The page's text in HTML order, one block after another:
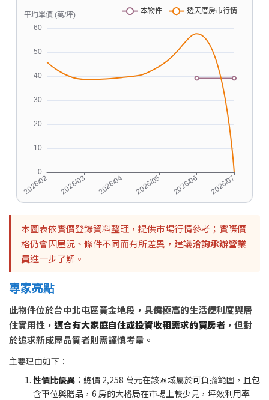
本圖表依實價登錄資料整理，提供市場行情參考；實際價
格仍會因屋況、條件不同而有所差異，建議洽詢承辦營業
員進一步了解。
專家亮點
此物件位於台中北屯區黃金地段，具備極高的生活便利度與居
住實用性， 適合有大家庭自住或投資收租需求的買房者 ，但對
於追求新成屋品質者則需謹慎考量。
主要理由如下：
性價比優異 ：總價 2,258 萬元在該區域屬於可負擔範圍，且包
含車位與贈品，6 房的大格局在市場上較少見，坪效利用率